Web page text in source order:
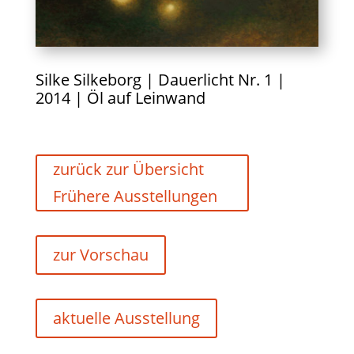
Silke Silkeborg | Dauerlicht Nr. 1 |
2014 | Öl auf Leinwand
zurück zur Übersicht
Frühere Ausstellungen
zur Vorschau
aktuelle Ausstellung